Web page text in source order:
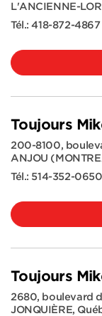
L'ANCIENNE-
Tél.:418-872-4867
Toujours
200-8100,
ANJOU
Tél.: 514-352-0650
Toujours
2680, boulevard
JONQUIÈRE,